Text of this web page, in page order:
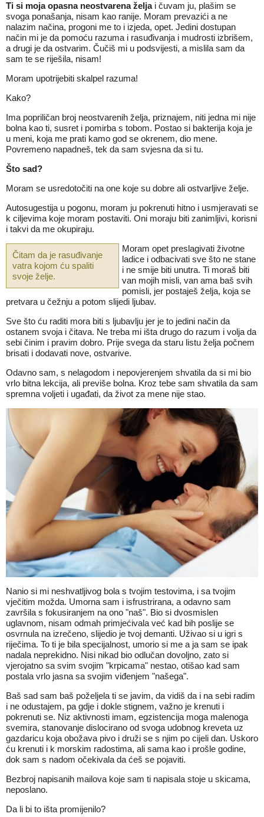
Ti si moja opasna neostvarena željai čuvam ju, plašim se
svoga ponašanja, nisam kao ranije. Moram prevazići a ne
nalazim načina, progoni me to i izjeda, opet. Jedini dostupan
način mi je da pomoću razuma i rasuđivanja i mudrosti izbrišem,
a drugi je da ostvarim. Čučiš mi u podsvijesti, a mislila sam da
sam te se riješila, nisam!
Moram upotrijebiti skalpel razuma!
Kako?
Ima popriličan broj neostvarenih želja, priznajem, niti jedna mi nije
bolna kao ti, susret i pomirba s tobom. Postao si bakterija koja je
u meni, koja me prati kamo god se okrenem, dio mene.
Povremeno napadneš, tek da sam svjesna da si tu.
Što sad?
Moram se usredotočiti na one koje su dobre ali ostvarljive želje.
Autosugestija u pogonu, moram ju pokrenuti hitno i usmjeravati se
k ciljevima koje moram postaviti. Oni moraju biti zanimljivi, korisni
i takvi da me okupiraju.
Čitam da je rasuđivanje
vatra kojom ću spaliti
svoje želje.
Moram opet preslagivati životne
ladice i odbacivati sve što ne stane
i ne smije biti unutra. Ti moraš biti
van mojih misli, van ama baš svih
pomisli, jer postaješ želja, koja se
pretvara u čežnju a potom slijedi ljubav.
Sve što ću raditi mora biti s ljubavlju jer je to jedini način da
ostanem svoja i čitava. Ne treba mi išta drugo do razum i volja da
sebi činim i pravim dobro. Prije svega da staru listu želja počnem
brisati i dodavati nove, ostvarive.
Odavno sam, s nelagodom i nepovjerenjem shvatila da si mi bio
vrlo bitna lekcija, ali previše bolna. Kroz tebe sam shvatila da sam
spremna voljeti i ugađati, da život za mene nije stao.
Nanio si mi neshvatljivog bola s tvojim testovima, i sa tvojim
vječitim možda. Umorna sam i isfrustrirana, a odavno sam
završila s fokusiranjem na ono "naš". Bio si dvosmislen
uglavnom, nisam odmah primjećivala već kad bih poslije se
osvrnula na izrečeno, slijedio je tvoj demanti. Uživao si u igri s
riječima. To ti je bila specijalnost, umorio si me a ja sam se ipak
nadala neprekidno. Nisi nikad bio odlučan dovoljno, zato si
vjerojatno sa svim svojim "krpicama" nestao, otišao kad sam
postala vrlo jasna sa svojim viđenjem "našega".
Baš sad sam baš poželjela ti se javim, da vidiš da i na sebi radim
i ne odustajem, pa gdje i dokle stignem, važno je krenuti i
pokrenuti se. Niz aktivnosti imam, egzistencija moga malenoga
svemira, stanovanje dislocirano od svoga udobnog kreveta uz
gazdaricu koja obožava pivo i druži se s njim po cijeli dan. Uskoro
ću krenuti i k morskim radostima, ali sama kao i prošle godine,
dok sam s nadom očekivala da ćeš se pojaviti.
Bezbroj napisanih mailova koje sam ti napisala stoje u skicama,
neposlano.
Da li bi to išta promijenilo?